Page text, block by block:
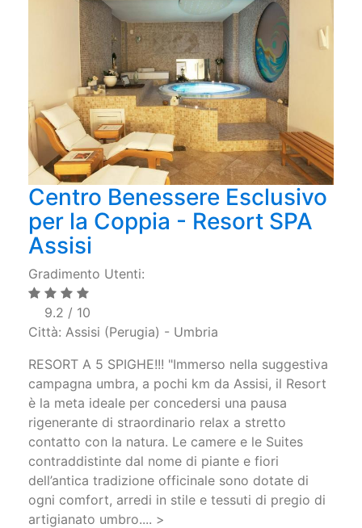
Centro Benessere Esclusivo
per la Coppia - Resort SPA
Assisi
Gradimento Utenti:
9.2 / 10
Città: Assisi (Perugia) - Umbria
RESORT A 5 SPIGHE!!! "Immerso nella suggestiva
campagna umbra, a pochi km da Assisi, il Resort
è la meta ideale per concedersi una pausa
rigenerante di straordinario relax a stretto
contatto con la natura. Le camere e le Suites
contraddistinte dal nome di piante e fiori
dell’antica tradizione officinale sono dotate di
ogni comfort, arredi in stile e tessuti di pregio di
artigianato umbro.... >